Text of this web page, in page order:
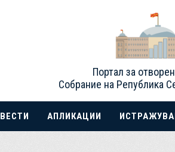
Портал за
Собрание на Република
ВЕСТИ АПЛИКАЦИИ